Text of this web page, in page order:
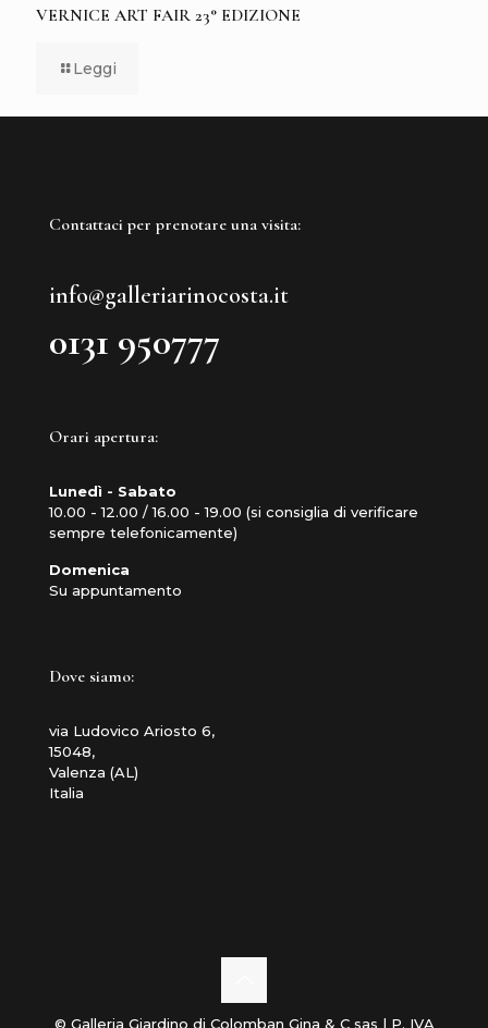
VERNICE ART FAIR 23° EDIZIONE
Leggi
Contattaci per prenotare una visita:
info@galleriarinocosta.it
0131 950777
Orari apertura:
Lunedì - Sabato
10.00 - 12.00 / 16.00 - 19.00 (si consiglia di verificare
sempre telefonicamente)
Domenica
Su appuntamento
Dove siamo:
via Ludovico Ariosto 6,
15048,
Valenza (AL)
Italia
© Galleria Giardino di Colomban Gina & C sas | P. IVA